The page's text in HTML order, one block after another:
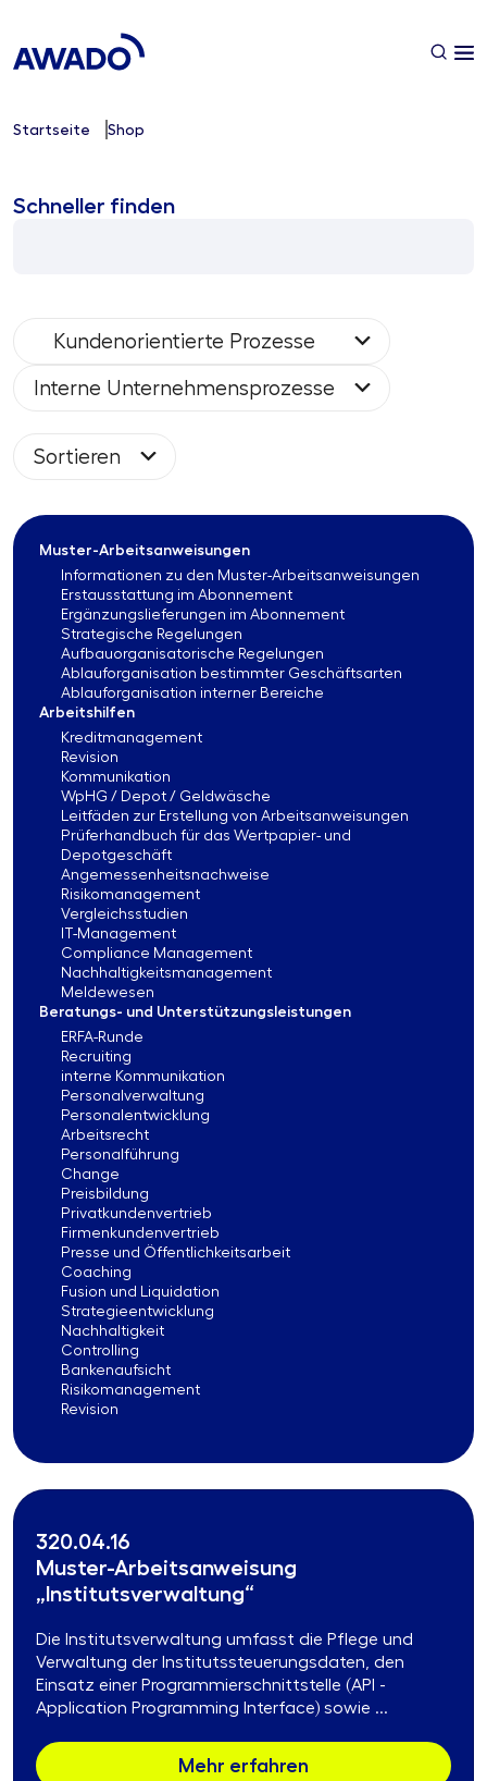
Startseite Shop
Schneller finden
Kundenorientierte Prozesse
Interne Unternehmensprozesse
Sortieren
Muster-Arbeitsanweisungen
Informationen zu den Muster-Arbeitsanweisungen
Erstausstattung im Abonnement
Ergänzungslieferungen im Abonnement
Strategische Regelungen
Aufbauorganisatorische Regelungen
Ablauforganisation bestimmter Geschäftsarten
Ablauforganisation interner Bereiche
Arbeitshilfen
Kreditmanagement
Revision
Kommunikation
WpHG / Depot / Geldwäsche
Leitfäden zur Erstellung von Arbeitsanweisungen
Prüferhandbuch für das Wertpapier- und
Depotgeschäft
Angemessenheitsnachweise
Risikomanagement
Vergleichsstudien
IT-Management
Compliance Management
Nachhaltigkeitsmanagement
Meldewesen
Beratungs- und Unterstützungsleistungen
ERFA-Runde
Recruiting
interne Kommunikation
Personalverwaltung
Personalentwicklung
Arbeitsrecht
Personalführung
Change
Preisbildung
Privatkundenvertrieb
Firmenkundenvertrieb
Presse und Öffentlichkeitsarbeit
Coaching
Fusion und Liquidation
Strategieentwicklung
Nachhaltigkeit
Controlling
Bankenaufsicht
Risikomanagement
Revision
320.04.16
Muster-Arbeitsanweisung
„Institutsverwaltung“
Die Institutsverwaltung umfasst die Pflege und
Verwaltung der Institutssteuerungsdaten, den
Einsatz einer Programmierschnittstelle (API -
Application Programming Interface) sowie ...
Mehr erfahren